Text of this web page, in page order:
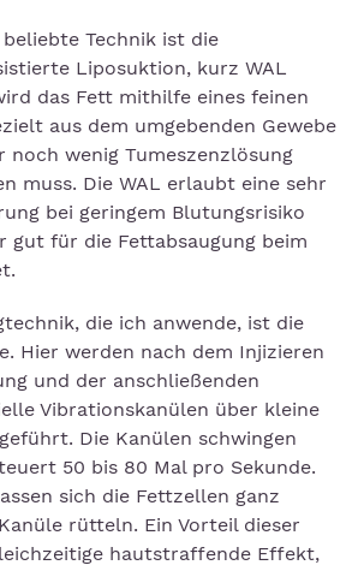
Technik ist die
Liposuktion, kurz WAL
das Fett mithilfe eines feinen
aus dem umgebenden Gewebe
noch wenig Tumeszenzlösung
muss. Die WAL erlaubt eine sehr
bei geringem Blutungsrisiko
gut für die Fettabsaugung beim
die ich anwende, ist die
Hier werden nach dem Injizieren
und der anschließenden
Vibrationskanülen über kleine
Die Kanülen schwingen
50 bis 80 Mal pro Sekunde.
sich die Fettzellen ganz
rütteln. Ein Vorteil dieser
hautstraffende Effekt,